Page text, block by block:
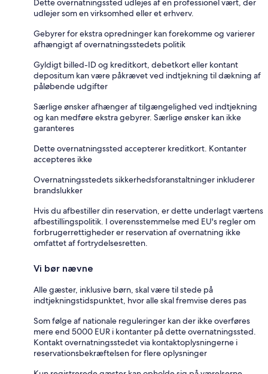
Dette overnatningssted udlejes af en professionel vært, der
udlejer som en virksomhed eller et erhverv.
Gebyrer for ekstra opredninger kan forekomme og varierer
afhængigt af overnatningsstedets politik
Gyldigt billed-ID og kreditkort, debetkort eller kontant
depositum kan være påkrævet ved indtjekning til dækning af
påløbende udgifter
Særlige ønsker afhænger af tilgængelighed ved indtjekning
og kan medføre ekstra gebyrer. Særlige ønsker kan ikke
garanteres
Dette overnatningssted accepterer kreditkort. Kontanter
accepteres ikke
Overnatningsstedets sikkerhedsforanstaltninger inkluderer
brandslukker
Hvis du afbestiller din reservation, er dette underlagt værtens
afbestillingspolitik. I overensstemmelse med EU's regler om
forbrugerrettigheder er reservation af overnatning ikke
omfattet af fortrydelsesretten.
Vi bør nævne
Alle gæster, inklusive børn, skal være til stede på
indtjekningstidspunktet, hvor alle skal fremvise deres pas
Som følge af nationale reguleringer kan der ikke overføres
mere end 5000 EUR i kontanter på dette overnatningssted.
Kontakt overnatningsstedet via kontaktoplysningerne i
reservationsbekræftelsen for flere oplysninger